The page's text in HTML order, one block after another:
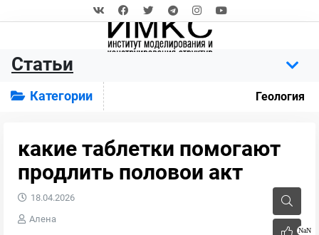
Статьи
Категории Геология
какие таблетки помогают
продлить половои акт
NaN
18.04.2026
Алена